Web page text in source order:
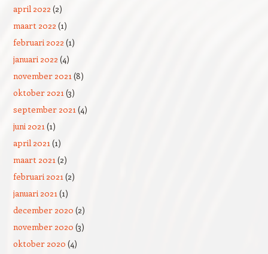
april 2022 (2)
maart 2022 (1)
februari 2022 (1)
januari 2022 (4)
november 2021(8)
oktober 2021(3)
september 2021(4)
juni 2021(1)
april 2021(1)
maart 2021(2)
februari 2021(2)
januari 2021(1)
december 2020 (2)
november 2020 (3)
oktober 2020 (4)